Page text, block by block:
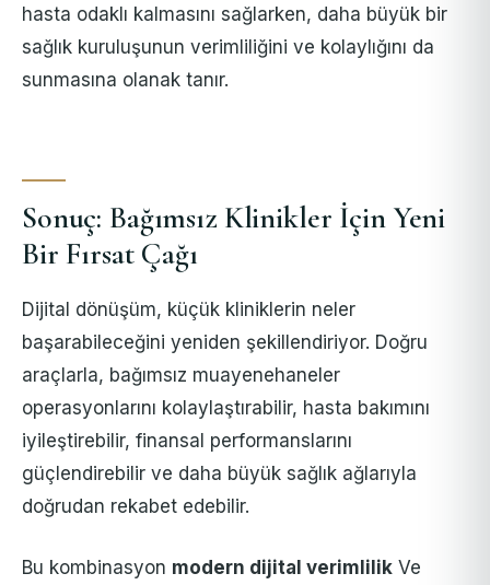
hasta odaklı kalmasını sağlarken, daha büyük bir
sağlık kuruluşunun verimliliğini ve kolaylığını da
sunmasına olanak tanır.
Sonuç: Bağımsız Klinikler İçin Yeni
Bir Fırsat Çağı
Dijital dönüşüm, küçük kliniklerin neler
başarabileceğini yeniden şekillendiriyor. Doğru
araçlarla, bağımsız muayenehaneler
operasyonlarını kolaylaştırabilir, hasta bakımını
iyileştirebilir, finansal performanslarını
güçlendirebilir ve daha büyük sağlık ağlarıyla
doğrudan rekabet edebilir.
Bu kombinasyon modern dijital verimlilik Ve